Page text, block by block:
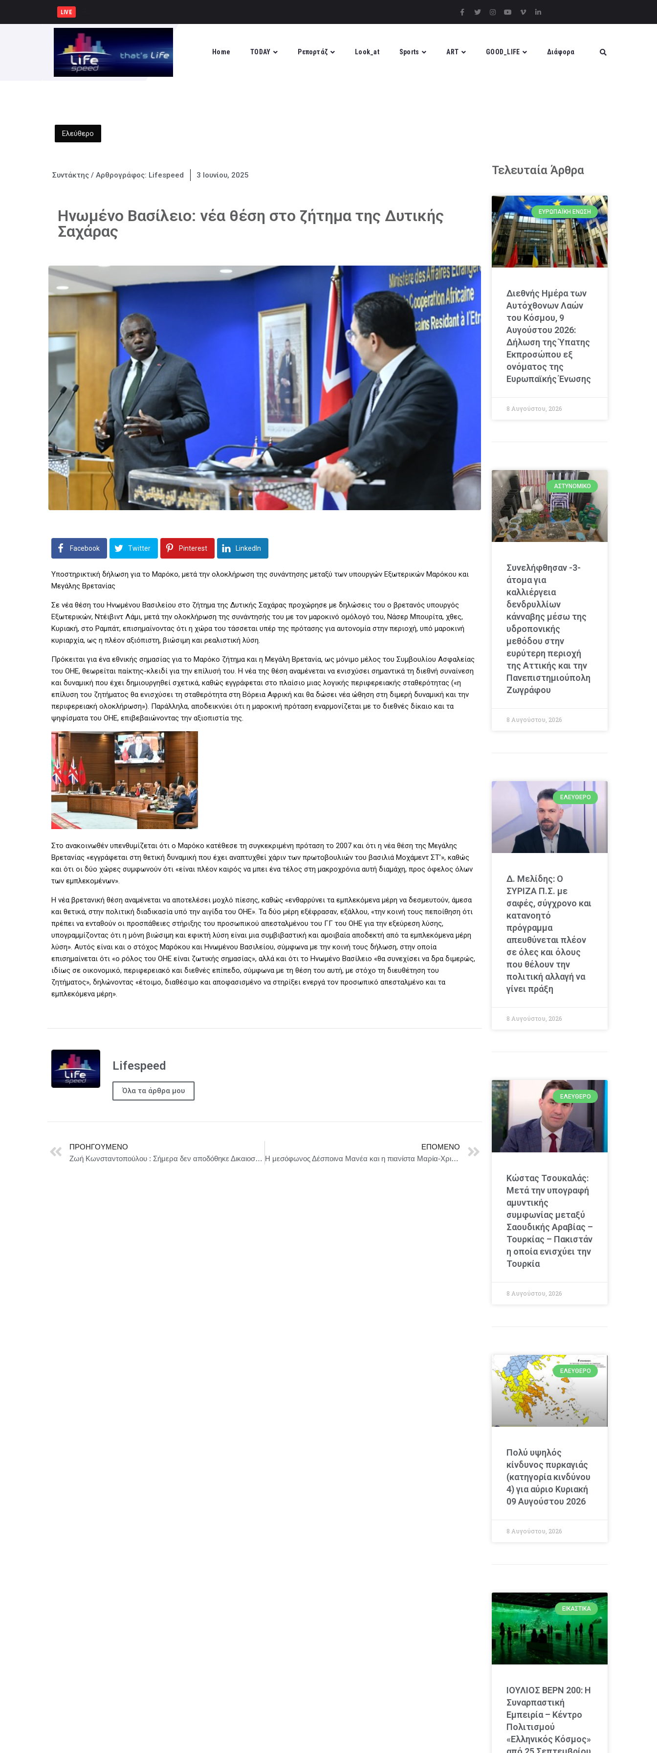
LIVE
Home TODAY Ρεπορτάζ Look_at Sports ART GOOD_LIFE Διάφορα
Ελεύθερο
Συντάκτης / Αρθρογράφος: Lifespeed 3 Ιουνίου, 2025
Hνωμένο Βασίλειο: νέα θέση στο ζήτημα της Δυτικής
Σαχάρας
Facebook Twitter Pinterest LinkedIn
Υποστηρικτική δήλωση για το Μαρόκο, μετά την ολοκλήρωση της συνάντησης μεταξύ των υπουργών Εξωτερικών Μαρόκου και
Μεγάλης Βρετανίας
Σε νέα θέση του Ηνωμένου Βασιλείου στο ζήτημα της Δυτικής Σαχάρας προχώρησε με δηλώσεις του ο βρετανός υπουργός
Εξωτερικών, Ντέιβιντ Λάμι, μετά την ολοκλήρωση της συνάντησής του με τον μαροκινό ομόλογό του, Νάσερ Μπουρίτα, χθες,
Κυριακή, στο Ραμπάτ, επισημαίνοντας ότι η χώρα του τάσσεται υπέρ της πρότασης για αυτονομία στην περιοχή, υπό μαροκινή
κυριαρχία, ως η πλέον αξιόπιστη, βιώσιμη και ρεαλιστική λύση.
Πρόκειται για ένα εθνικής σημασίας για το Μαρόκο ζήτημα και η Μεγάλη Βρετανία, ως μόνιμο μέλος του Συμβουλίου Ασφαλείας
του OHE, θεωρείται παίκτης-κλειδί για την επίλυσή του. Η νέα της θέση αναμένεται να ενισχύσει σημαντικά τη διεθνή συναίνεση
και δυναμική που έχει δημιουργηθεί σχετικά, καθώς εγγράφεται στο πλαίσιο μιας λογικής περιφερειακής σταθερότητας («η
επίλυση του ζητήματος θα ενισχύσει τη σταθερότητα στη Βόρεια Αφρική και θα δώσει νέα ώθηση στη διμερή δυναμική και την
περιφερειακή ολοκλήρωση»). Παράλληλα, αποδεικνύει ότι η μαροκινή πρόταση εναρμονίζεται με το διεθνές δίκαιο και τα
ψηφίσματα του ΟΗΕ, επιβεβαιώνοντας την αξιοπιστία της.
Στο ανακοινωθέν υπενθυμίζεται ότι ο Μαρόκο κατέθεσε τη συγκεκριμένη πρόταση το 2007 και ότι η νέα θέση της Μεγάλης
Βρετανίας «εγγράφεται στη θετική δυναμική που έχει αναπτυχθεί χάριν των πρωτοβουλιών του βασιλιά Μοχάμεντ ΣΤ’», καθώς
και ότι οι δύο χώρες συμφωνούν ότι «είναι πλέον καιρός να μπει ένα τέλος στη μακροχρόνια αυτή διαμάχη, προς όφελος όλων
των εμπλεκομένων».
Η νέα βρετανική θέση αναμένεται να αποτελέσει μοχλό πίεσης, καθώς «ενθαρρύνει τα εμπλεκόμενα μέρη να δεσμευτούν, άμεσα
και θετικά, στην πολιτική διαδικασία υπό την αιγίδα του ΟΗΕ». Τα δύο μέρη εξέφρασαν, εξάλλου, «την κοινή τους πεποίθηση ότι
πρέπει να ενταθούν οι προσπάθειες στήριξης του προσωπικού απεσταλμένου του ΓΓ του ΟΗΕ για την εξεύρεση λύσης,
υπογραμμίζοντας ότι η μόνη βιώσιμη και εφικτή λύση είναι μια συμβιβαστική και αμοιβαία αποδεκτή από τα εμπλεκόμενα μέρη
λύση». Αυτός είναι και ο στόχος Μαρόκου και Ηνωμένου Βασιλείου, σύμφωνα με την κοινή τους δήλωση, στην οποία
επισημαίνεται ότι «ο ρόλος του ΟΗΕ είναι ζωτικής σημασίας», αλλά και ότι το Ηνωμένο Βασίλειο «θα συνεχίσει να δρα διμερώς,
ιδίως σε οικονομικό, περιφερειακό και διεθνές επίπεδο, σύμφωνα με τη θέση του αυτή, με στόχο τη διευθέτηση του
ζητήματος», δηλώνοντας «έτοιμο, διαθέσιμο και αποφασισμένο να στηρίξει ενεργά τον προσωπικό απεσταλμένο και τα
εμπλεκόμενα μέρη».
Lifespeed
Όλα τα άρθρα μου
ΠΡΟΗΓΟΎΜΕΝΟ
Ζωή Κωνσταντοπούλου : Σήμερα δεν αποδόθηκε Δικαιοσύνη, ούτε θα μπορούσε να αποδοθεί Δικαιοσύνη
ΕΠΌΜΕΝΟ
Η μεσόφωνος Δέσποινα Μανέα και η πιανίστα Μαρία-Χριστίνα Κριθαρά, στη Galerie Δημιουργών
Τελευταία Άρθρα
ΕΥΡΩΠΑΪΚΉ ΈΝΩΣΗ
Διεθνής Ημέρα των
Αυτόχθονων Λαών
του Κόσμου, 9
Αυγούστου 2026:
Δήλωση της Ύπατης
Εκπροσώπου εξ
ονόματος της
Ευρωπαϊκής Ένωσης
8 Αυγούστου, 2026
ΑΣΤΥΝΟΜΙΚΌ
Συνελήφθησαν -3-
άτομα για
καλλιέργεια
δενδρυλλίων
κάνναβης μέσω της
υδροπονικής
μεθόδου στην
ευρύτερη περιοχή
της Αττικής και την
Πανεπιστημιούπολη
Ζωγράφου
8 Αυγούστου, 2026
ΕΛΕΎΘΕΡΟ
Δ. Μελίδης: Ο
ΣΥΡΙΖΑ Π.Σ. με
σαφές, σύγχρονο και
κατανοητό
πρόγραμμα
απευθύνεται πλέον
σε όλες και όλους
που θέλουν την
πολιτική αλλαγή να
γίνει πράξη
8 Αυγούστου, 2026
ΕΛΕΎΘΕΡΟ
Κώστας Τσουκαλάς:
Μετά την υπογραφή
αμυντικής
συμφωνίας μεταξύ
Σαουδικής Αραβίας –
Τουρκίας – Πακιστάν
η οποία ενισχύει την
Τουρκία
8 Αυγούστου, 2026
ΕΛΕΎΘΕΡΟ
Πολύ υψηλός
κίνδυνος πυρκαγιάς
(κατηγορία κινδύνου
4) για αύριο Κυριακή
09 Αυγούστου 2026
8 Αυγούστου, 2026
ΕΙΚΑΣΤΙΚΆ
ΙΟΥΛΙΟΣ ΒΕΡΝ 200: Η
Συναρπαστική
Εμπειρία – Κέντρο
Πολιτισμού
«Ελληνικός Κόσμος»